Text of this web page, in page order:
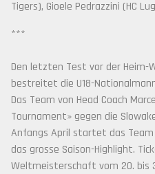
Tigers), Gioele Pedrazzini (HC
***
Den letzten Test vor der Heim-
bestreitet die U18-
Das Team von Head Coach
Tournament» gegen die
Anfangs April startet das
das grosse Saison-Highlight.
Weltmeisterschaft vom 20. bis